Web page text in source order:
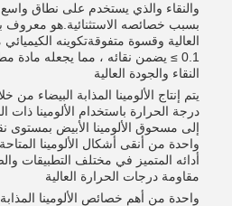
والنقاء والذي يستخدم على نطاق
بسبب خصائصه الاستثنائية.هو معروف
≤ 0.1 يضمن نقائه ، مما يجعله مادة مطلوبة في السوق.
النقاء والجودة العالية
يتم إنتاج الألومينا المذابة البيضاء من
درجة الحرارة باستخدام الألومينا ذات
واحدة من أنقى أشكال الألومينا
أدائه المتميز في مختلف التطبيقات
مقاومة درجات الحرارة العالية
واحدة من أهم خصائص الألومينا